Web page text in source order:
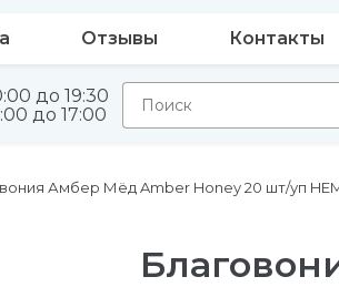
Отзывы Контакты
до 19:30
до 17:00
Амбер Мёд Amber Honey 20 шт/уп